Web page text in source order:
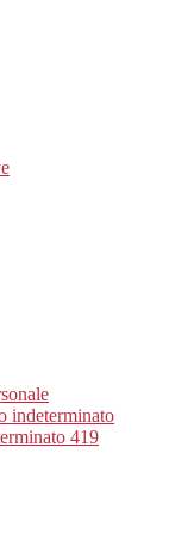
indeterminato
419